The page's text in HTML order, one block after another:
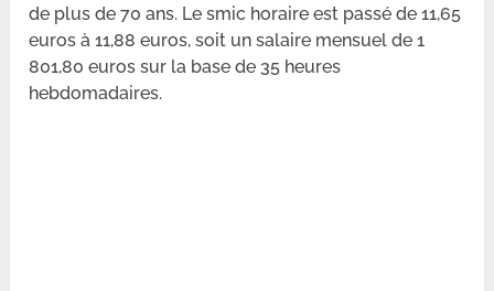
de plus de 70 ans. Le smic horaire est passé de 11,65
euros à 11,88 euros, soit un salaire mensuel de 1
801,80 euros sur la base de 35 heures
hebdomadaires.